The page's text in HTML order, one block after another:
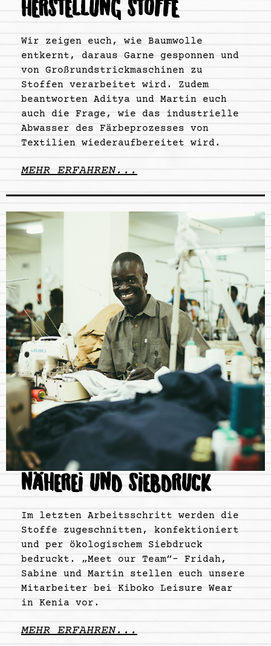
HERSTELLUNG STOFFE
Wir zeigen euch, wie Baumwolle
entkernt, daraus Garne gesponnen und
von Großrundstrickmaschinen zu
Stoffen verarbeitet wird. Zudem
beantworten Aditya und Martin euch
auch die Frage, wie das industrielle
Abwasser des Färbeprozesses von
Textilien wiederaufbereitet wird.
MEHR ERFAHREN...
NÄHEREI UND SIEBDRUCK
Im letzten Arbeitsschritt werden die
Stoffe zugeschnitten, konfektioniert
und per ökologischem Siebdruck
bedruckt. „Meet our Team“- Fridah,
Sabine und Martin stellen euch unsere
Mitarbeiter bei Kiboko Leisure Wear
in Kenia vor.
MEHR ERFAHREN...